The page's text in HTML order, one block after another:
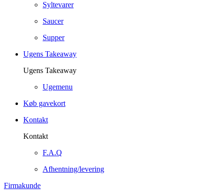
Syltevarer
Saucer
Supper
Ugens Takeaway
Ugens Takeaway
Ugemenu
Køb gavekort
Kontakt
Kontakt
F.A.Q
Afhentning/levering
Firmakunde